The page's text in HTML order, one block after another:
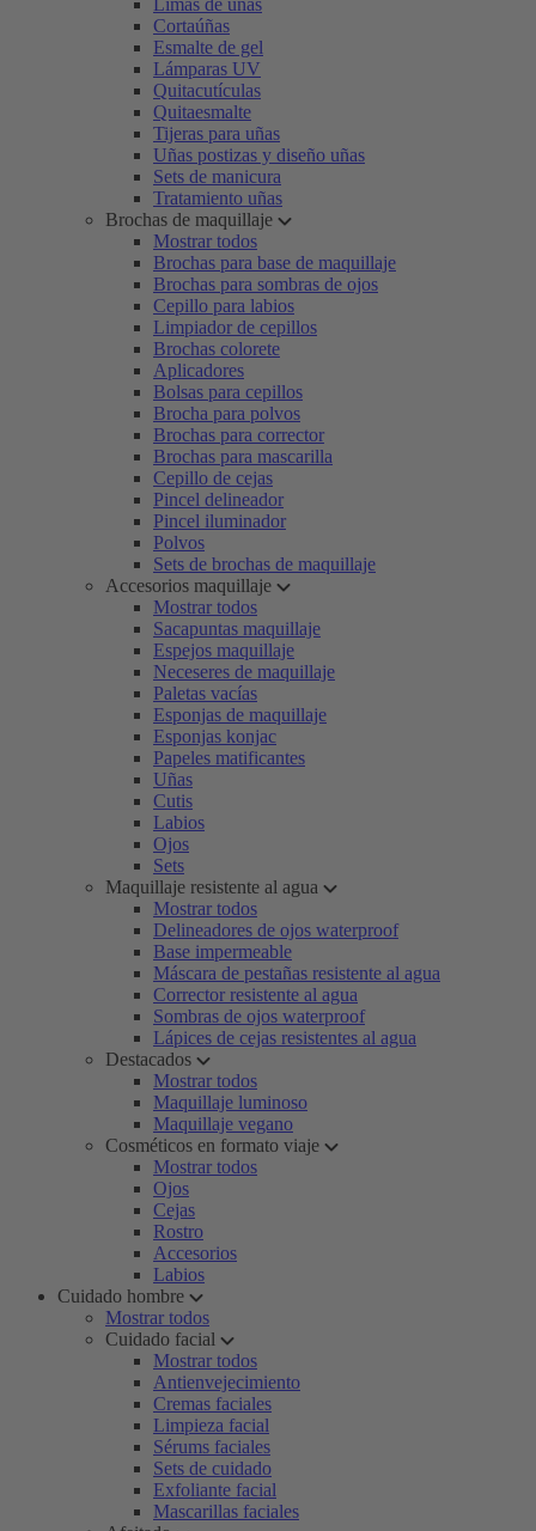
Limas de uñas
Cortaúñas
Esmalte de gel
Lámparas UV
Quitacutículas
Quitaesmalte
Tijeras para uñas
Uñas postizas y diseño uñas
Sets de manicura
Tratamiento uñas
Brochas de maquillaje
Mostrar todos
Brochas para base de maquillaje
Brochas para sombras de ojos
Cepillo para labios
Limpiador de cepillos
Brochas colorete
Aplicadores
Bolsas para cepillos
Brocha para polvos
Brochas para corrector
Brochas para mascarilla
Cepillo de cejas
Pincel delineador
Pincel iluminador
Polvos
Sets de brochas de maquillaje
Accesorios maquillaje
Mostrar todos
Sacapuntas maquillaje
Espejos maquillaje
Neceseres de maquillaje
Paletas vacías
Esponjas de maquillaje
Esponjas konjac
Papeles matificantes
Uñas
Cutis
Labios
Ojos
Sets
Maquillaje resistente al agua
Mostrar todos
Delineadores de ojos waterproof
Base impermeable
Máscara de pestañas resistente al agua
Corrector resistente al agua
Sombras de ojos waterproof
Lápices de cejas resistentes al agua
Destacados
Mostrar todos
Maquillaje luminoso
Maquillaje vegano
Cosméticos en formato viaje
Mostrar todos
Ojos
Cejas
Rostro
Accesorios
Labios
Cuidado hombre
Mostrar todos
Cuidado facial
Mostrar todos
Antienvejecimiento
Cremas faciales
Limpieza facial
Sérums faciales
Sets de cuidado
Exfoliante facial
Mascarillas faciales